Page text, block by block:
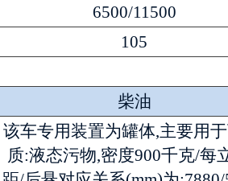
6500/11500
105
柴油
该车专用装置为罐体,主要用
质:液态污物,密度900千克/每